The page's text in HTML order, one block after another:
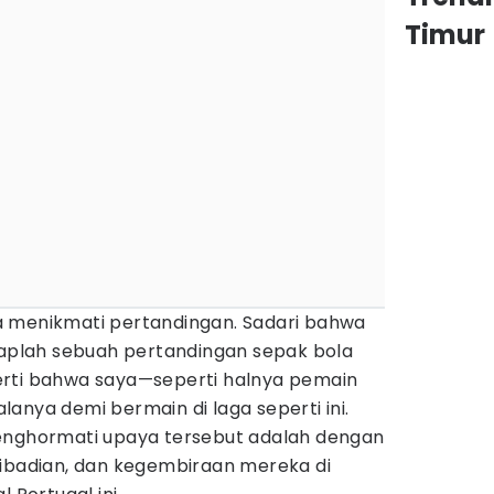
menikmati pertandingan. Sadari bahwa
sebuah pertandingan sepak bola
bahwa saya—seperti halnya pemain
demi bermain di laga seperti ini.
upaya tersebut adalah dengan
dan kegembiraan mereka di
Timur